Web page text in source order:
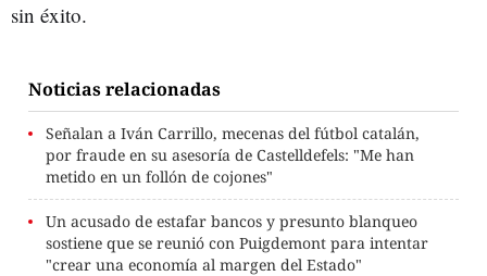
sin éxito.
Noticias relacionadas
Señalan a Iván Carrillo, mecenas del fútbol catalán,
por fraude en su asesoría de Castelldefels: "Me han
metido en un follón de cojones"
Un acusado de estafar bancos y presunto blanqueo
sostiene que se reunió con Puigdemont para intentar
"crear una economía al margen del Estado"